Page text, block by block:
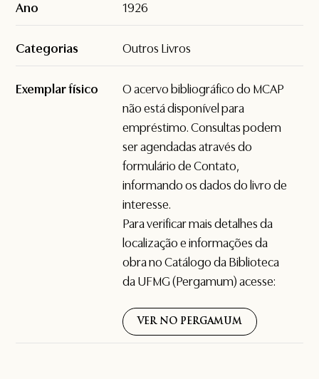
Ano 1926
Categorias Outros Livros
Exemplar físico
O acervo bibliográfico do MCAP
não está disponível para
empréstimo. Consultas podem
ser agendadas através do
formulário deContato,
informando os dados do livro de
interesse.
Para verificar mais detalhes da
localização e informações da
obra no Catálogo da Biblioteca
da UFMG (Pergamum) acesse:
VER NO PERGAMUM